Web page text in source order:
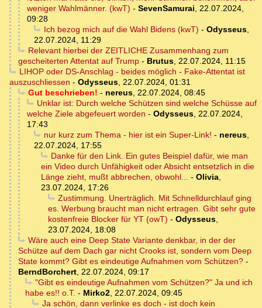
weniger Wahlmänner. (kwT) - SevenSamurai, 22.07.2024,
09:28
Ich bezog mich auf die Wahl Bidens (kwT) - Odysseus,
22.07.2024, 11:29
Relevant hierbei der ZEITLICHE Zusammenhang zum
gescheiterten Attentat auf Trump - Brutus, 22.07.2024, 11:15
LIHOP oder DS-Anschlag - beides möglich - Fake-Attentat ist
auszuschliessen - Odysseus, 22.07.2024, 01:31
Gut beschrieben! - nereus, 22.07.2024, 08:45
Unklar ist: Durch welche Schützen sind welche Schüsse auf
welche Ziele abgefeuert worden - Odysseus, 22.07.2024,
17:43
nur kurz zum Thema - hier ist ein Super-Link! - nereus,
22.07.2024, 17:55
Danke für den Link. Ein gutes Beispiel dafür, wie man
ein Video durch Unfähigkeit oder Absicht entsetzlich in die
Länge zieht, mußt abbrechen, obwohl... - Olivia,
23.07.2024, 17:26
Zustimmung. Unerträglich. Mit Schnelldurchlauf ging
es. Werbung braucht man nicht ertragen. Gibt sehr gute
kostenfreie Blocker für YT (owT) - Odysseus,
23.07.2024, 18:08
Wäre auch eine Deep State Variante denkbar, in der der
Schütze auf dem Dach gar nicht Crooks ist, sondern vom Deep
State kommt? Gibt es eindeutige Aufnahmen vom Schützen? -
BerndBorchert, 22.07.2024, 09:17
"Gibt es eindeutige Aufnahmen vom Schützen?" Ja und ich
habe es!! o.T. - Mirko2, 22.07.2024, 09:45
Ja schön, dann verlinke es doch - ist doch kein